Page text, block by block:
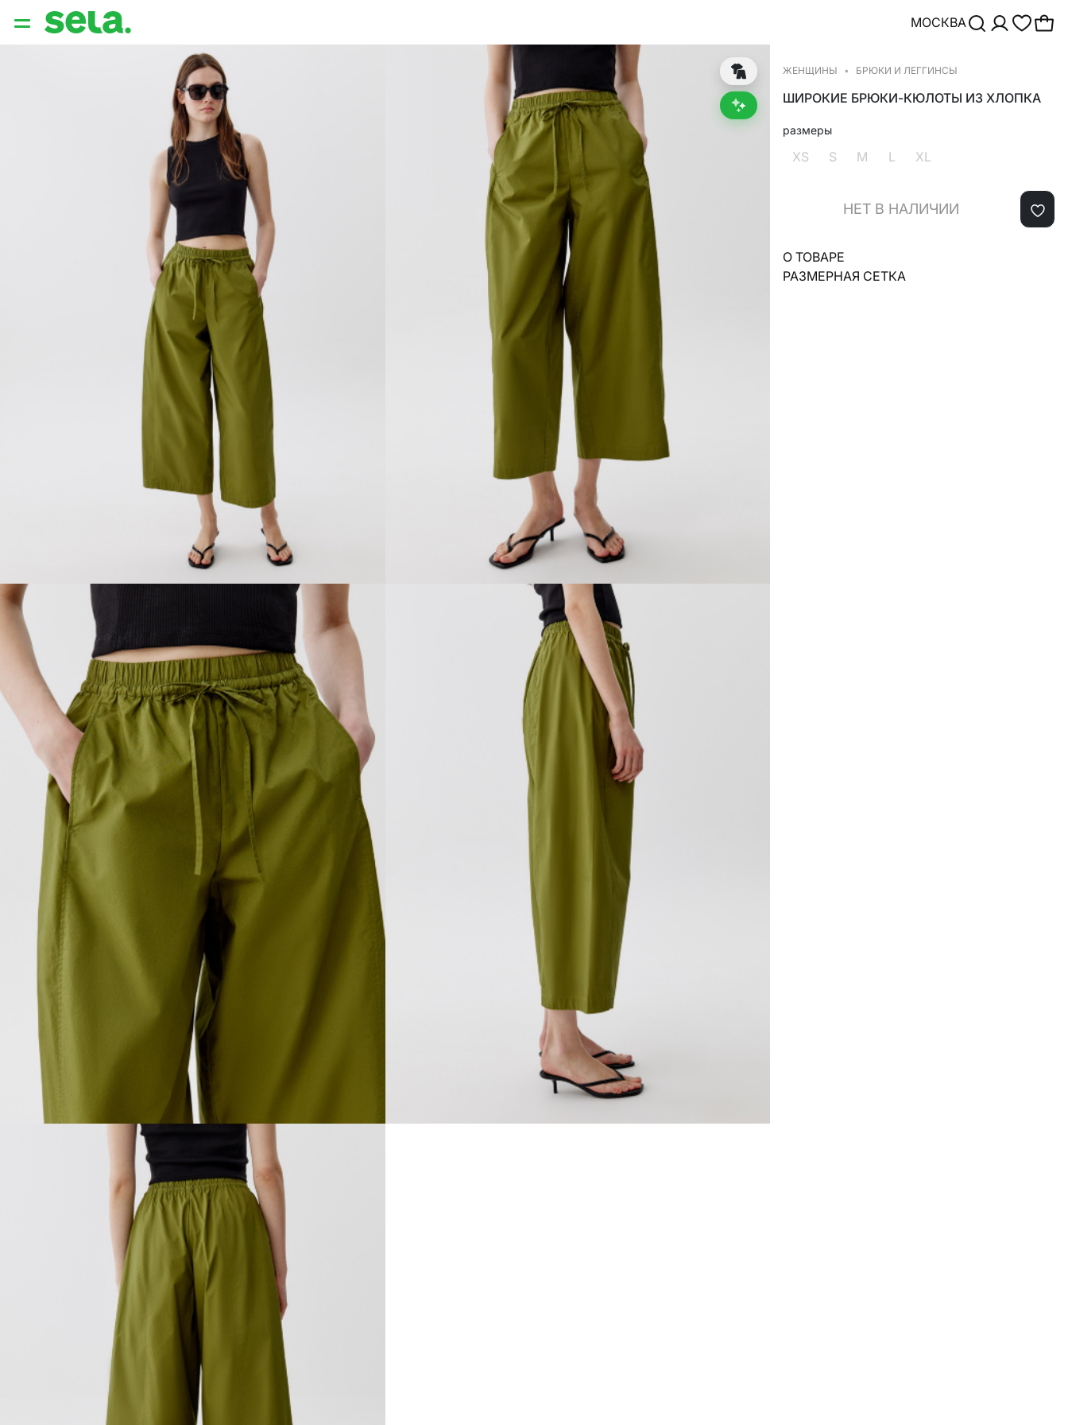
МОСКВА
Мужчины Дети Дом
АРХИТЕКТУРА ОБРАЗА
ПРИМЕРИТЬ ОНЛАЙН
SELA × ЧЕБУРАШКА
НАТУРАЛЬНЫЕ ТКАНИ
СКОРО В ПРОДАЖЕ
ПОДАРОЧНЫЕ СЕРТИФИКАТЫ
WINX CLUB
КЛУБ 12:00
HELLO, ТРОПИКИ
НОВИНКИ
ОДЕЖДА
АКСЕССУАРЫ
SELA × МАЛЕНЬКИЙ ПРИНЦ
ПРИМЕРИТЬ ОНЛАЙН
SELA × HELLO KITTY
ДЕНИМ
СКОРО В ПРОДАЖЕ
РАСПРОДАЖА ДО -60%
ЛУКБУКИ
ПОДАРОЧНЫЕ СЕРТИФИКАТЫ
НА СЛУЧАЙ ПОНЕДЕЛЬНИКА
КОНСТРУКТОР ГАРДЕРОБА
НОВИНКИ
ОДЕЖДА
АКСЕССУАРЫ
ОБУВЬ
SELA × МАЛЕНЬКИЙ ПРИНЦ
новое
ПРИМЕРИТЬ ОНЛАЙН
SELA × ЧЕБУРАШКА
SELA × СОЮЗМУЛЬТФИЛЬМ
СКОРО В ПРОДАЖЕ
РАСПРОДАЖА ДО -60%
ПОДАРОЧНЫЕ СЕРТИФИКАТЫ
СКАНДИНАВСКОЕ ДЕТСТВО
ШКОЛА СКОРО
ЛЕГКО ГЛАДИТЬ
ЖЕНЩИНЫ БРЮКИ И ЛЕГГИНСЫ
ШИРОКИЕ БРЮКИ-КЮЛОТЫ ИЗ ХЛОПКА
размеры
XS S M L XL
НЕТ В НАЛИЧИИ
О ТОВАРЕ
РАЗМЕРНАЯ СЕТКА